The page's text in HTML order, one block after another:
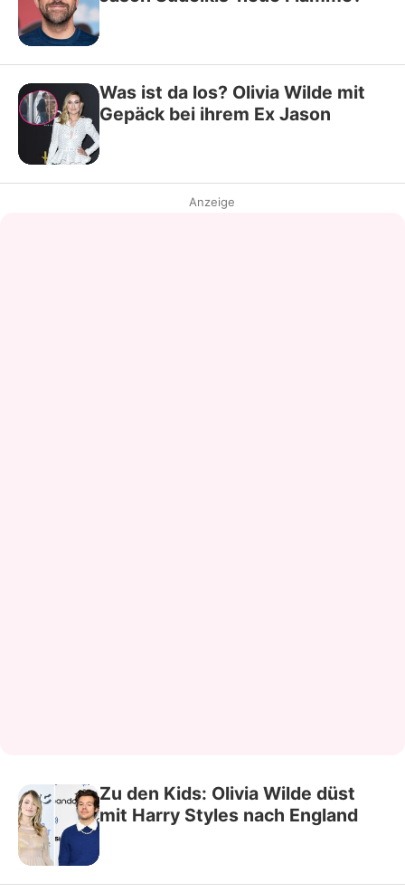
Was ist da los? Olivia Wilde mit
Gepäck bei ihrem Ex Jason
Anzeige
Zu den Kids: Olivia Wilde düst
mit Harry Styles nach England